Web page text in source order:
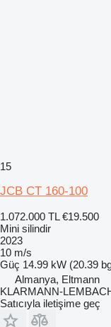
15
JCB CT 160-100
1.072.000 TL €19.500
Mini silindir
2023
10 m/s
Güç 14.99 kW (20.39
Almanya, Eltmann
KLARMANN-
Satıcıyla iletişime geç